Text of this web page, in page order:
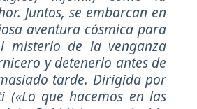
Juntos, se embarcan en
aventura cósmica para
misterio de la venganza
y detenerlo antes de
tarde. Dirigida por
(«Lo que hacemos en las